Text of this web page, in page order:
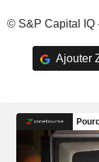
© S&P Capital IQ
Ajouter